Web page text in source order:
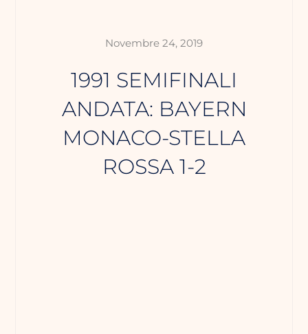
Novembre 24, 2019
1991 SEMIFINALI
ANDATA: BAYERN
MONACO-STELLA
ROSSA 1-2